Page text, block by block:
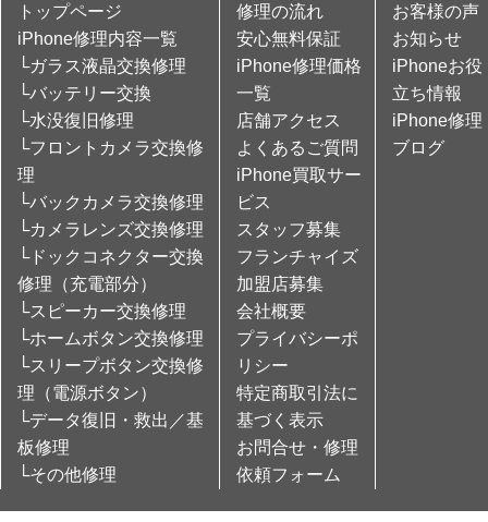
トップページ
iPhone修理内容一覧
└ガラス液晶交換修理
└バッテリー交換
└水没復旧修理
└フロントカメラ交換修
理
└バックカメラ交換修理
└カメラレンズ交換修理
└ドックコネクター交換
修理（充電部分）
└スピーカー交換修理
└ホームボタン交換修理
└スリープボタン交換修
理（電源ボタン）
└データ復旧・救出／基
板修理
└その他修理
修理の流れ
安心無料保証
iPhone修理価格
一覧
店舗アクセス
よくあるご質問
iPhone買取サー
ビス
スタッフ募集
フランチャイズ
加盟店募集
会社概要
プライバシーポ
リシー
特定商取引法に
基づく表示
お問合せ・修理
依頼フォーム
お客様の声
お知らせ
iPhoneお役
立ち情報
iPhone修理
ブログ